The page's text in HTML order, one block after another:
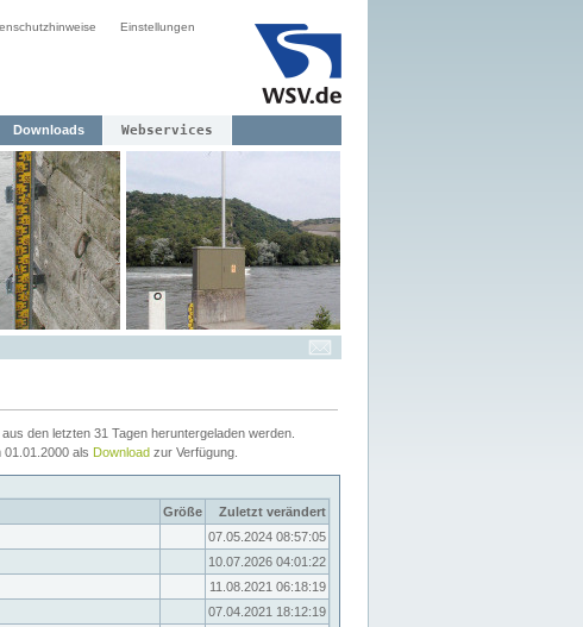
Einstellungen
Downloads Webservices
den letzten 31 Tagen heruntergeladen werden.
als Download zur Verfügung.
Größe
Zuletzt verändert
07.05.2024 08:57:05
10.07.2026 04:01:22
11.08.2021 06:18:19
07.04.2021 18:12:19